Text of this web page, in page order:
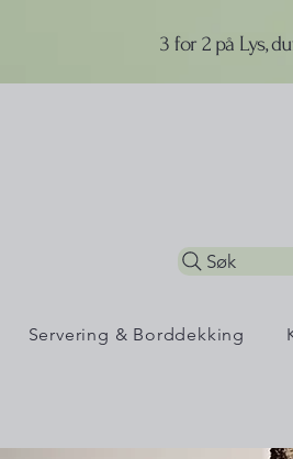
3 for 2 på Lys,
Søk
Servering & Borddekking